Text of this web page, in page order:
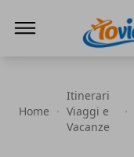
Home
Itinerari
Viaggi e
Vacanze